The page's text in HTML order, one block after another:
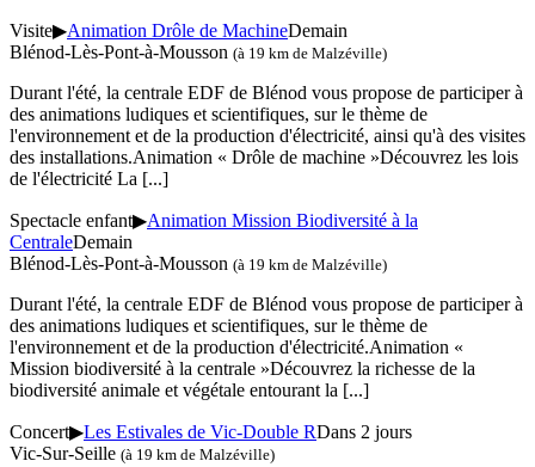
Visite▶Animation Drôle de MachineDemain
Blénod-Lès-Pont-à-Mousson (à 19 km de Malzéville)
Durant l'été, la centrale EDF de Blénod vous propose de participer à
des animations ludiques et scientifiques, sur le thème de
l'environnement et de la production d'électricité, ainsi qu'à des visites
des installations.Animation « Drôle de machine »Découvrez les lois
de l'électricité La [...]
Spectacle enfant▶Animation Mission Biodiversité à la
CentraleDemain
Blénod-Lès-Pont-à-Mousson (à 19 km de Malzéville)
Durant l'été, la centrale EDF de Blénod vous propose de participer à
des animations ludiques et scientifiques, sur le thème de
l'environnement et de la production d'électricité.Animation «
Mission biodiversité à la centrale »Découvrez la richesse de la
biodiversité animale et végétale entourant la [...]
Concert▶Les Estivales de Vic-Double RDans 2 jours
Vic-Sur-Seille (à 19 km de Malzéville)